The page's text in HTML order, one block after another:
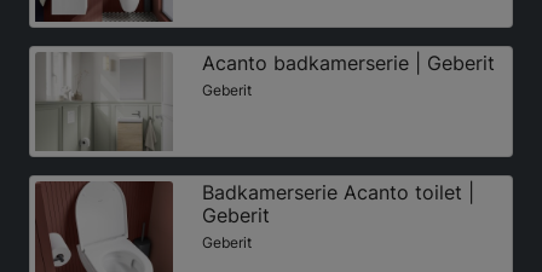
Acanto badkamerserie | Geberit
Geberit
Badkamerserie Acanto toilet |
Geberit
Geberit